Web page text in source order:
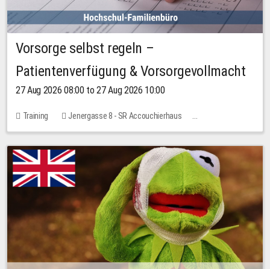
Vorsorge selbst regeln –
Patientenverfügung & Vorsorgevollmacht
27 Aug 2026 08:00 to 27 Aug 2026 10:00
Training
Jenergasse 8 - SR Accouchierhaus
No free places